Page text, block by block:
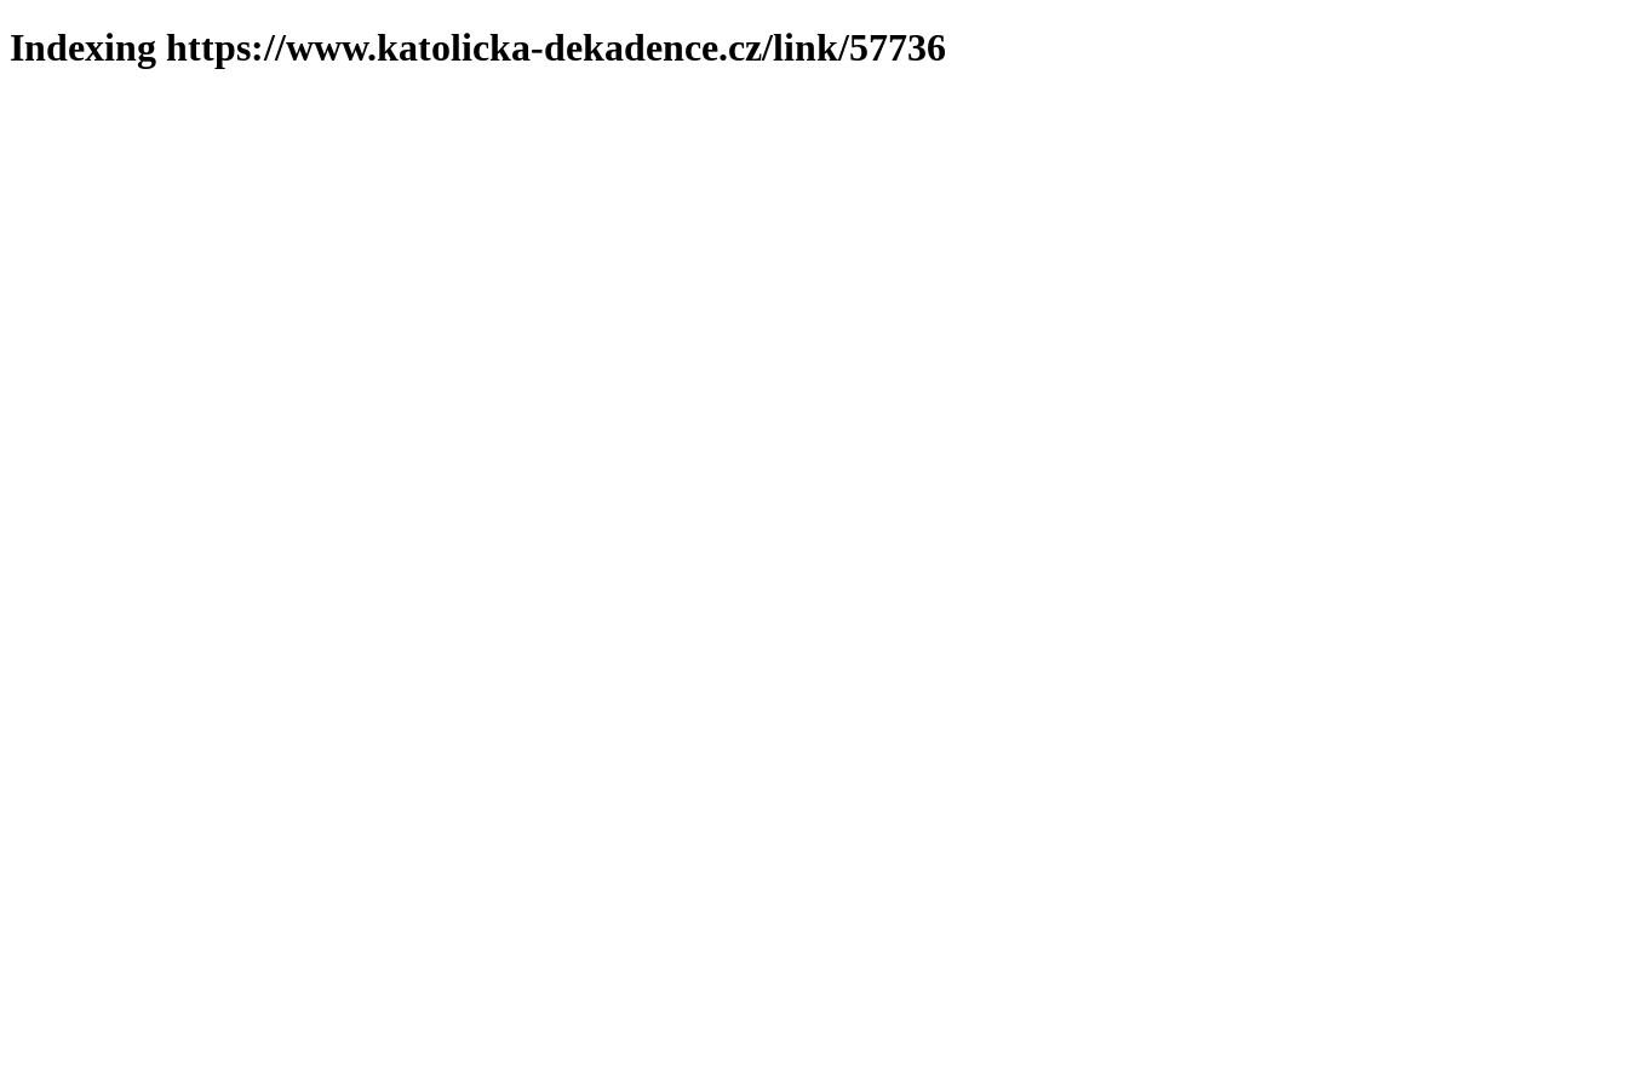
Indexing https://www.katolicka-dekadence.cz/link/57736